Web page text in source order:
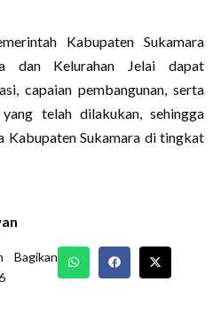
Kabupaten Sukamara
dan Kelurahan Jelai dapat
capaian pembangunan, serta
telah dilakukan, sehingga
Kabupaten Sukamara di tingkat
Bagikan